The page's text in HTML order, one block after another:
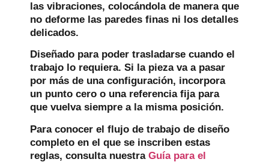
las vibraciones, colocándola de manera que
no deforme las paredes finas ni los detalles
delicados.
Diseñado para poder trasladarse cuando el
trabajo lo requiera. Si la pieza va a pasar
por más de una configuración, incorpora
un punto cero o una referencia fija para
que vuelva siempre a la misma posición.
Para conocer el flujo de trabajo de diseño
completo en el que se inscriben estas
reglas, consulta nuestraGuía para el